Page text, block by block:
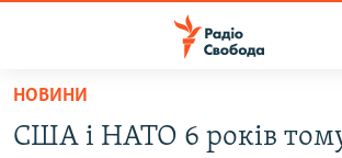
Перейти
основного
НОВИНИ
США і НАТО 6 років